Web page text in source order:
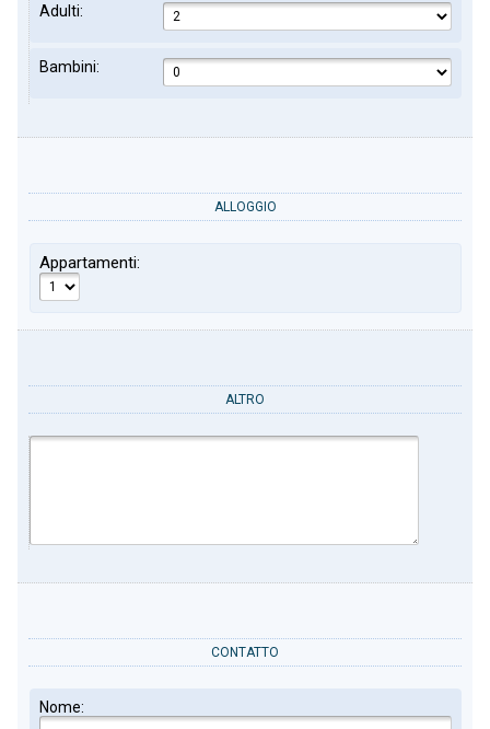
Adulti:
Bambini:
ALLOGGIO
Appartamenti:
ALTRO
CONTATTO
Nome: